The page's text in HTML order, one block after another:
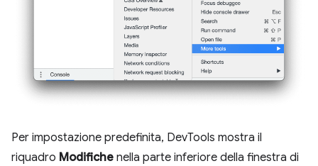
Per impostazione predefinita, DevTools mostra il
riquadro Modifiche nella parte inferiore della finestra di